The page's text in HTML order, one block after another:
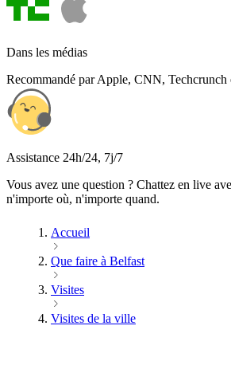
Dans les médias
Recommandé par Apple, CNN, Techcrunch
Assistance 24h/24, 7j/7
Vous avez une question ? Chattez en live
n'importe où, n'importe quand.
Accueil
Que faire à Belfast
Visites
Visites de la ville